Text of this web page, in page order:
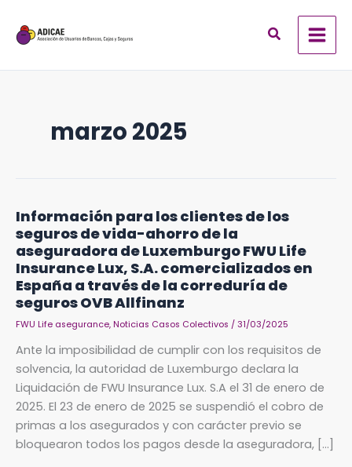
contenido
marzo 2025
Información para los clientes de los
seguros de vida-ahorro de la
aseguradora de Luxemburgo FWU Life
Insurance Lux, S.A. comercializados en
España a través de la correduría de
seguros OVB Allfinanz
FWU Life asegurance, Noticias Casos Colectivos / 31/03/2025
Ante la imposibilidad de cumplir con los requisitos de
solvencia, la autoridad de Luxemburgo declara la
Liquidación de FWU Insurance Lux. S.A el 31 de enero de
2025. El 23 de enero de 2025 se suspendió el cobro de
primas a los asegurados y con carácter previo se
bloquearon todos los pagos desde la aseguradora, […]
Información
para
los
clientes
de
los
seguros
de
vida-
ahorro
de
aseguradora
de
Luxemburgo
FWU
Life
Insurance
Lux,
S.A.
comercializados
en
España